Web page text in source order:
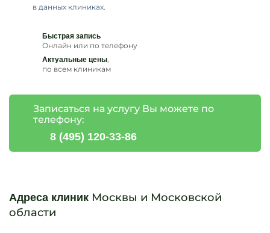
в данных клиниках.
Быстрая запись
Онлайн или по телефону
Актуальные цены,
по всем клиникам
Записаться на услугу Вы можете по
телефону:
8 (495) 120-33-86
Адреса клиник Москвы и Московской
области